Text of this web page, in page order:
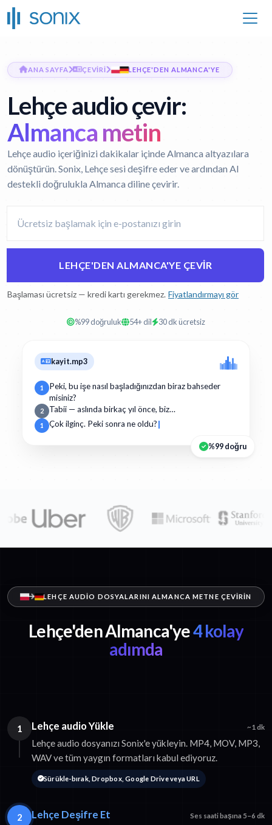
ANA SAYFA ÇEVIRI LEHÇE'DEN ALMANCA'YE
Lehçe audio çevir:
Almanca metin
Lehçe audio içeriğinizi dakikalar içinde Almanca altyazılara
dönüştürün. Sonix, Lehçe sesi deşifre eder ve ardından AI
destekli doğrulukla Almanca diline çevirir.
LEHÇE'DEN ALMANCA'YE ÇEVIR
Başlaması ücretsiz — kredi kartı gerekmez. Fiyatlandırmayı gör
%99 doğruluk 54+ dil 30 dk ücretsiz
kayit.mp3
1
Peki, bu işe nasıl başladığınızdan biraz bahseder
misiniz?
2 Tabii — aslında birkaç yıl önce, biz…
1 Çok ilginç. Peki sonra ne oldu?
%99 doğru
LEHÇE AUDIO DOSYALARINI ALMANCA METNE ÇEVIRIN
Lehçe'den Almanca'ye4 kolay
adımda
1 Lehçe audio Yükle ~1 dk
Lehçe audio dosyanızı Sonix'e yükleyin. MP4, MOV, MP3,
WAV ve tüm yaygın formatları kabul ediyoruz.
Sürükle-bırak, Dropbox, Google Drive veya URL
2 Lehçe Deşifre Et Ses saati başına 5–6 dk